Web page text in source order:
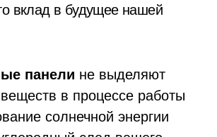
вклад в будущее нашей
панели не выделяют
в процессе работы
солнечной энергии